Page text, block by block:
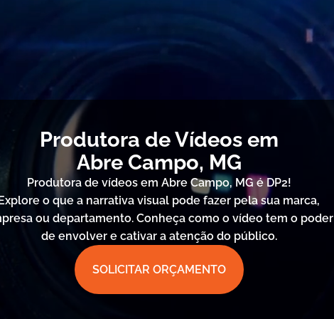
Produtora de Vídeos em
Abre Campo, MG
Produtora de vídeos em Abre Campo, MG é DP2!
o que a narrativa visual pode fazer pela sua marca,
ou departamento. Conheça como o vídeo tem o poder
de envolver e cativar a atenção do público.
SOLICITAR ORÇAMENTO